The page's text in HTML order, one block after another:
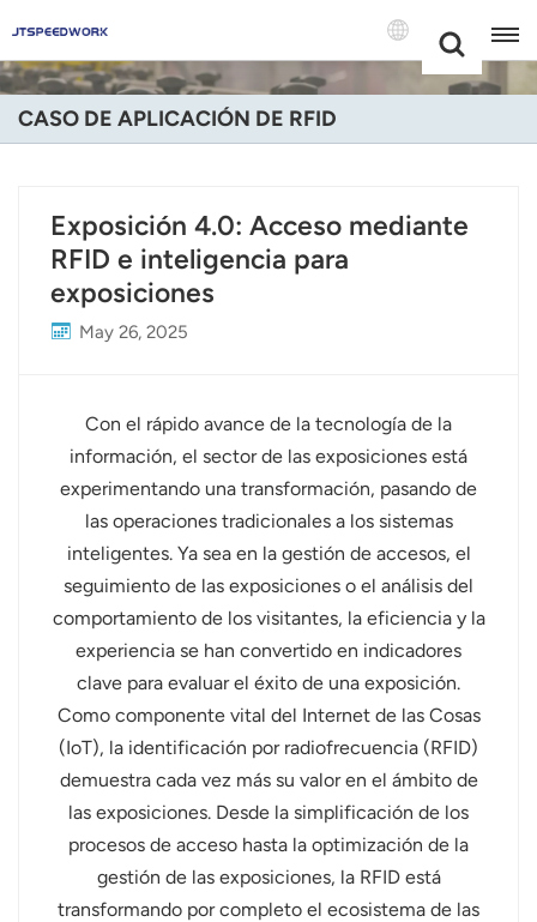
+86 -18681515767
English
Deutsch
Español
Português
Nederland
عربي
日语
한국어
Türk
Ελληνικά
Melayu
Polski
CASO DE APLICACIÓN DE RFID
Exposición 4.0: Acceso mediante
RFID e inteligencia para
exposiciones
May 26, 2025
Con el rápido avance de la tecnología de la
información, el sector de las exposiciones está
experimentando una transformación, pasando de
las operaciones tradicionales a los sistemas
inteligentes. Ya sea en la gestión de accesos, el
seguimiento de las exposiciones o el análisis del
comportamiento de los visitantes, la eficiencia y la
experiencia se han convertido en indicadores
clave para evaluar el éxito de una exposición.
Como componente vital del Internet de las Cosas
(IoT), la identificación por radiofrecuencia (RFID)
demuestra cada vez más su valor en el ámbito de
las exposiciones. Desde la simplificación de los
procesos de acceso hasta la optimización de la
gestión de las exposiciones, la RFID está
transformando por completo el ecosistema de las